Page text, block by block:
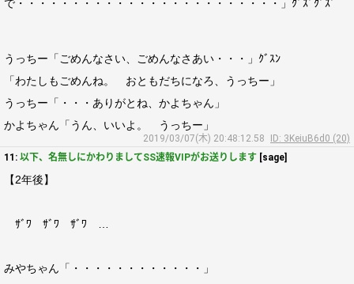
で・・・・・・・・・・・・・・・・・・・・・・・・」ｸﾞｽﾞｸﾞｽﾞ
うっちー「ごめんなさい、ごめんなさあい・・・」ｸﾞｽﾝ
「わたしもごめんね。 おともだちになろ、うっちー」
うっちー「・・・ありがとね、かよちゃん」
かよちゃん「うん、いいよ。 うっちー」
2019/03/07(木) 20:48:12.58
ID: 3KeiuB6d0 (20)
11: 以下、名無しにかわりましてSS速報VIPがお送りします [sage]
【2年後】
ｻﾞﾜ ｻﾞﾜ ｻﾞﾜ …
みやちゃん「・・・・・・・・・・・・」